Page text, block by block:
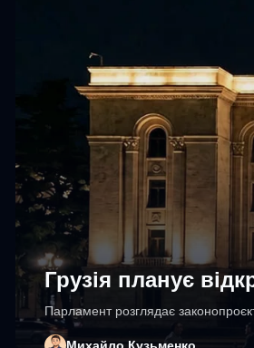
Грузія планує
Парламент розглядає